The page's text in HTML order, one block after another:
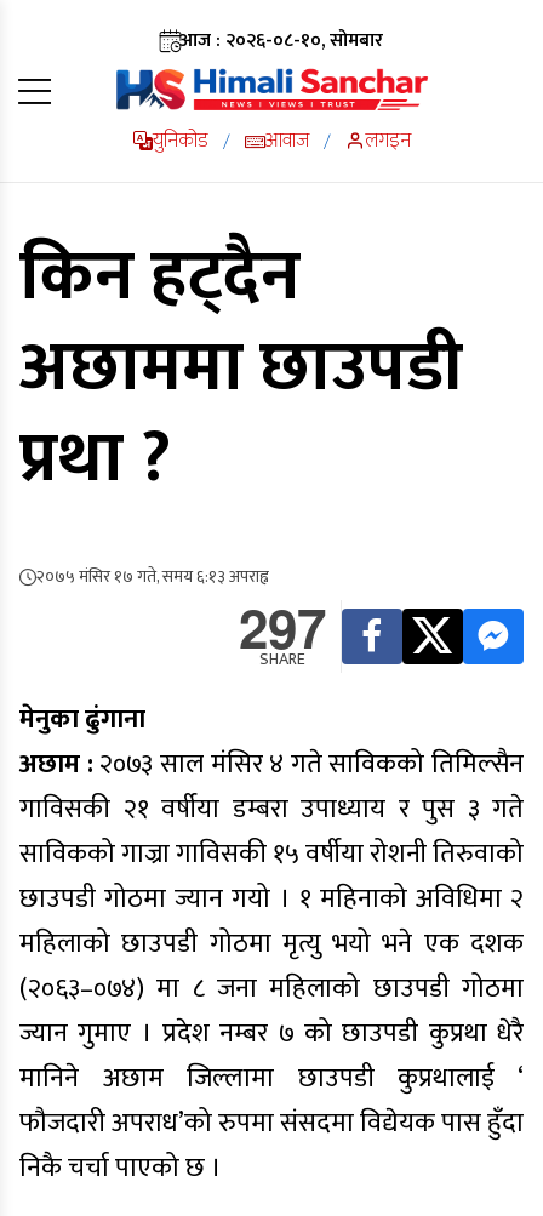
आज : २०२६-०८-१०, सोमबार
युनिकोड / आवाज / लगइन
किन हट्दैन
अछाममा छाउपडी
प्रथा ?
२०७५ मंसिर १७ गते, समय ६:१३ अपराह्न
297
SHARE
मेनुका ढुंगाना
अछाम :२०७३ साल मंसिर ४ गते साविकको तिमिल्सैन
गाविसकी २१ वर्षीया डम्बरा उपाध्याय र पुस ३ गते
साविकको गाज्रा गाविसकी १५ वर्षीया रोशनी तिरुवाको
छाउपडी गोठमा ज्यान गयो । १ महिनाको अविधिमा २
महिलाको छाउपडी गोठमा मृत्यु भयो भने एक दशक
(२०६३–०७४) मा ८ जना महिलाको छाउपडी गोठमा
ज्यान गुमाए । प्रदेश नम्बर ७ को छाउपडी कुप्रथा धेरै
मानिने अछाम जिल्लामा छाउपडी कुप्रथालाई ‘
फौजदारी अपराध’को रुपमा संसदमा विद्येयक पास हुँदा
निकै चर्चा पाएको छ ।